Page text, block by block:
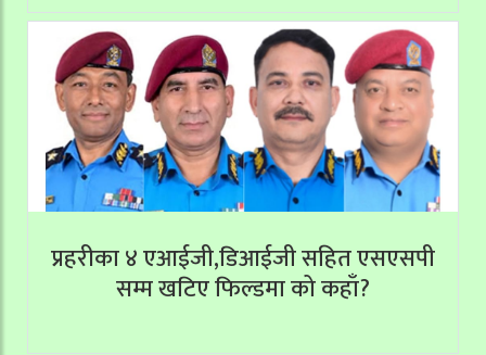
प्रहरीका ४ एआईजी,डिआईजी सहित एसएसपी
सम्म खटिए फिल्डमा को कहाँ?